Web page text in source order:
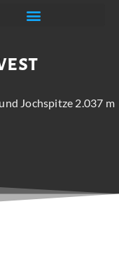
Jochspitze 2.037 m